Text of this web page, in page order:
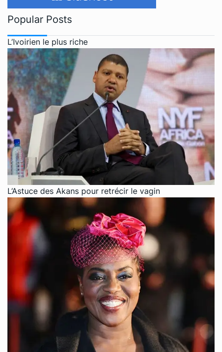
Popular Posts
L’Ivoirien le plus riche
L’Astuce des Akans pour retrécir le vagin